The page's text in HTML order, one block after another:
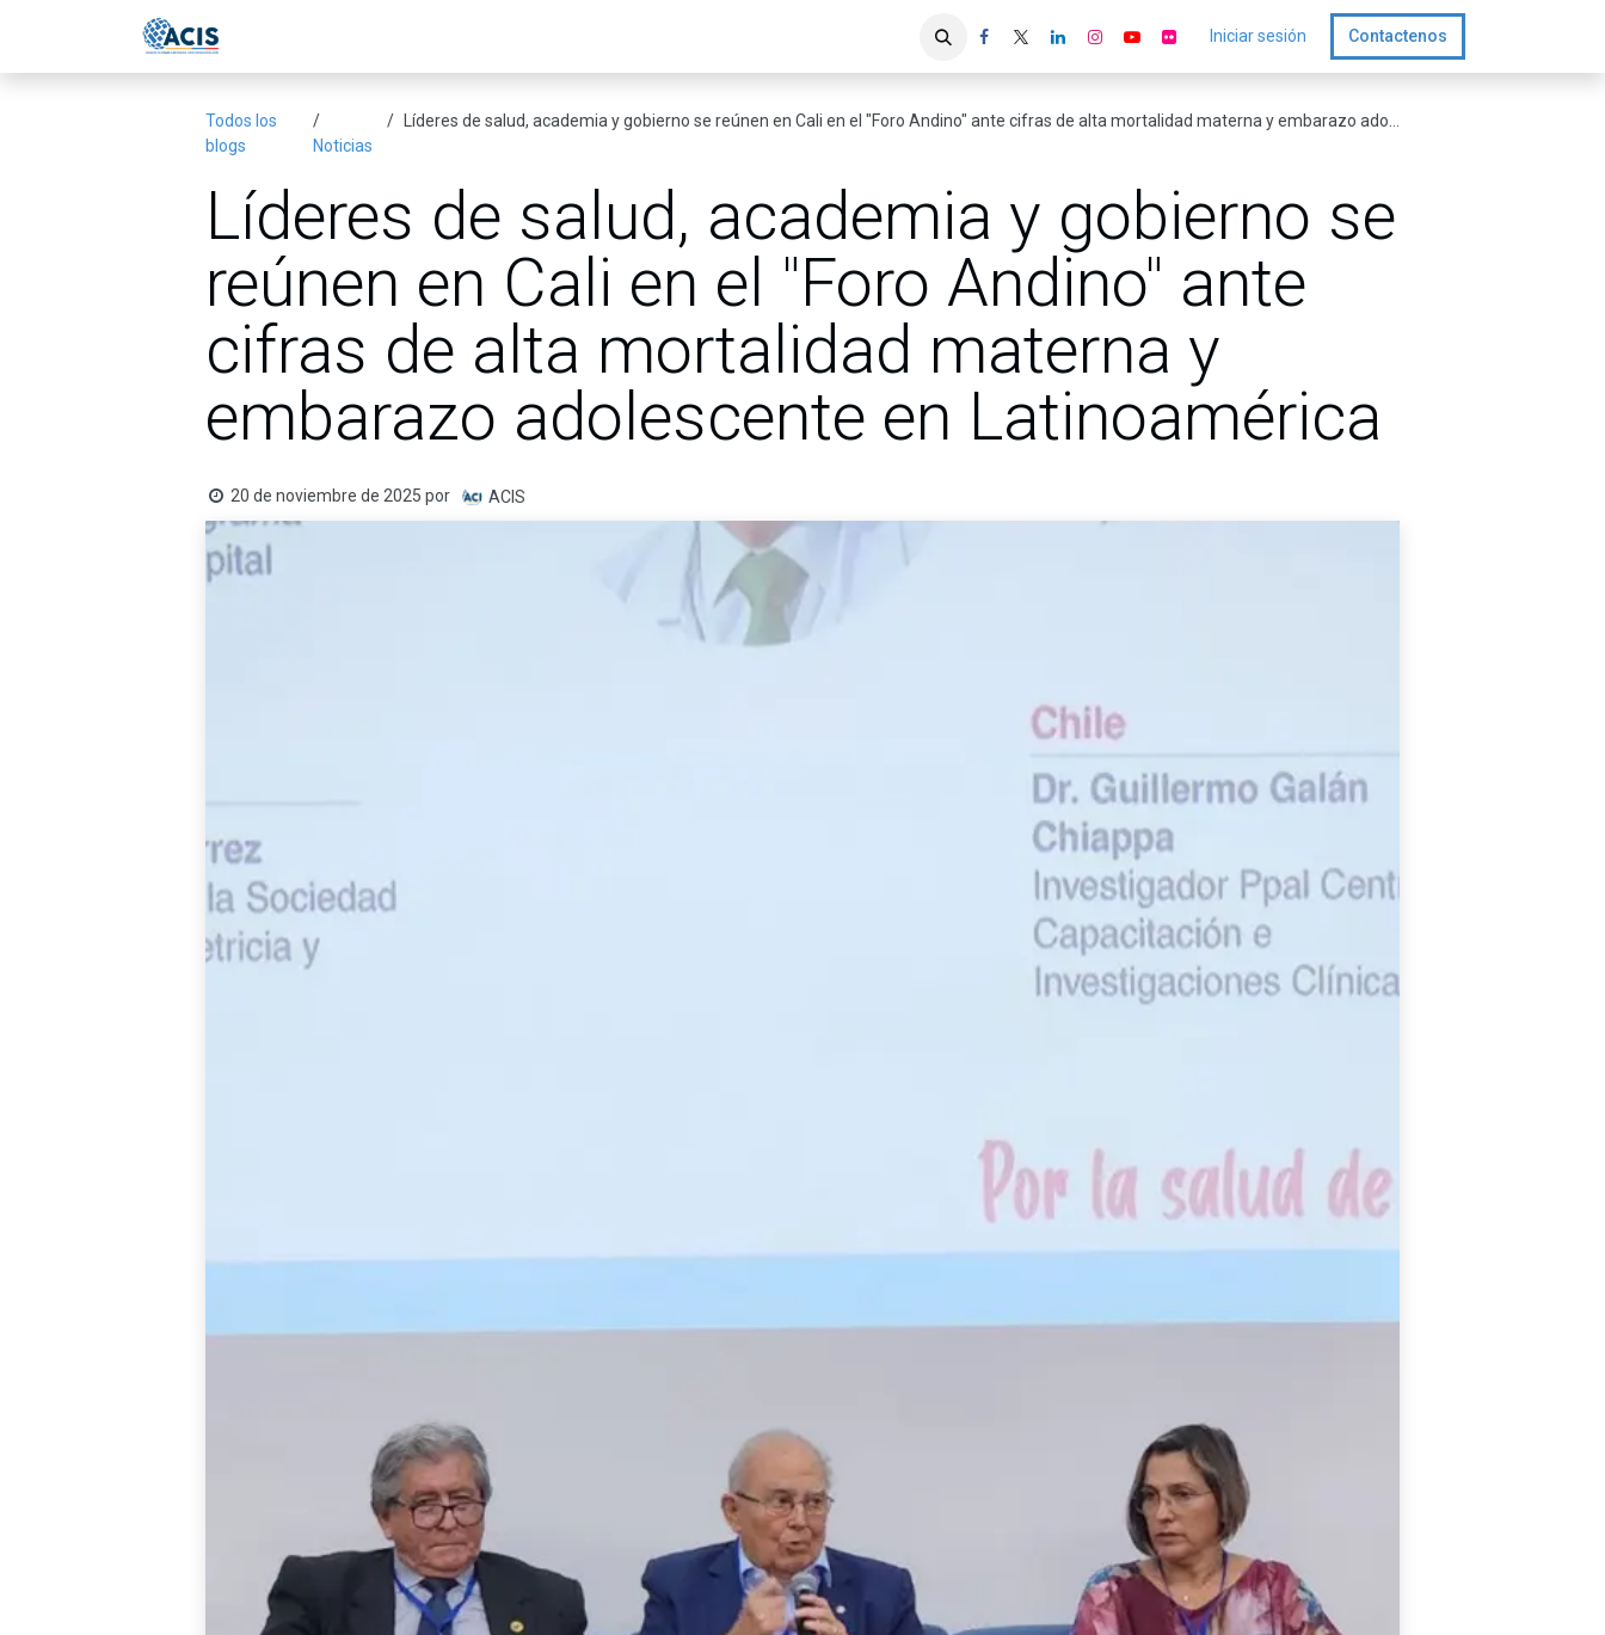
Iniciar sesión Contactenos
Todos los
blogs
Noticias
Líderes de salud, academia y gobierno se reúnen en Cali en el "Foro Andino" ante cifras de alta mortalidad materna y embarazo adolescente en Latinoamérica
Líderes de salud, academia y gobierno se
reúnen en Cali en el "Foro Andino" ante
cifras de alta mortalidad materna y
embarazo adolescente en Latinoamérica
20 de noviembre de 2025 por ACIS